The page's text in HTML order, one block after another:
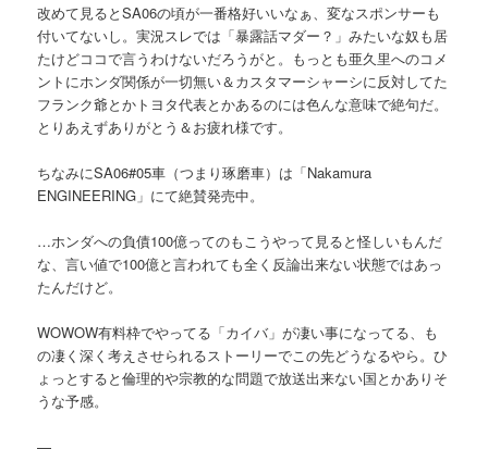
改めて見るとSA06の頃が一番格好いいなぁ、変なスポンサーも
付いてないし。実況スレでは「暴露話マダー？」みたいな奴も居
たけどココで言うわけないだろうがと。もっとも亜久里へのコメ
ントにホンダ関係が一切無い＆カスタマーシャーシに反対してた
フランク爺とかトヨタ代表とかあるのには色んな意味で絶句だ。
とりあえずありがとう＆お疲れ様です。
ちなみにSA06#05車（つまり琢磨車）は「Nakamura
ENGINEERING」にて絶賛発売中。
…ホンダへの負債100億ってのもこうやって見ると怪しいもんだ
な、言い値で100億と言われても全く反論出来ない状態ではあっ
たんだけど。
WOWOW有料枠でやってる「カイバ」が凄い事になってる、も
の凄く深く考えさせられるストーリーでこの先どうなるやら。ひ
ょっとすると倫理的や宗教的な問題で放送出来ない国とかありそ
うな予感。